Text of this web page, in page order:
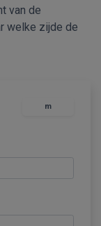
van de
welke zijde de
m